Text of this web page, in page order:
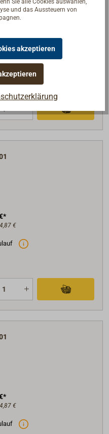
€
€
€
Sie alle Cookies auswählen,
und das Aussteuern von
akzeptieren